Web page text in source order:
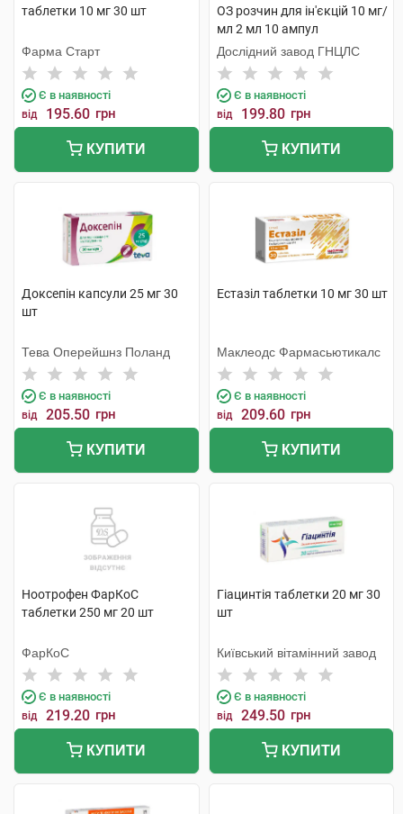
таблетки 10 мг 30 шт
Фарма Старт
Є в наявності
від 195.60 грн
КУПИТИ
ОЗ розчин для ін'єкцій 10 мг/
мл 2 мл 10 ампул
Дослідний завод ГНЦЛС
Є в наявності
від 199.80 грн
КУПИТИ
Доксепін капсули 25 мг 30
шт
Тева Оперейшнз Поланд
Є в наявності
від 205.50 грн
КУПИТИ
Естазіл таблетки 10 мг 30 шт
Маклеодс Фармасьютикалс
Є в наявності
від 209.60 грн
КУПИТИ
Ноотрофен ФарКоС
таблетки 250 мг 20 шт
ФарКоС
Є в наявності
від 219.20 грн
КУПИТИ
Гіацинтія таблетки 20 мг 30
шт
Київський вітамінний завод
Є в наявності
від 249.50 грн
КУПИТИ